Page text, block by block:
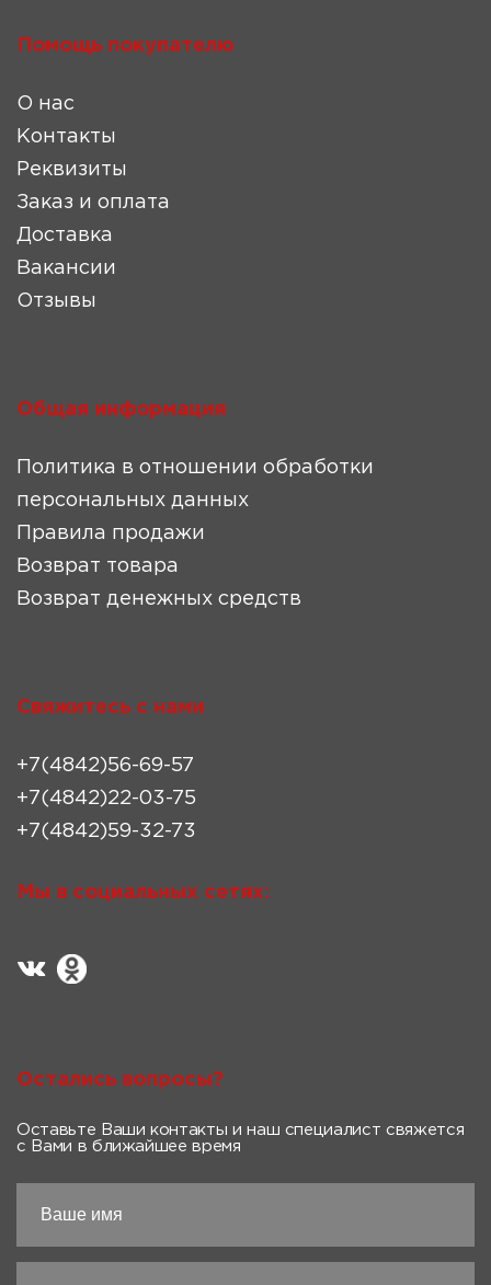
Помощь покупателю
О нас
Контакты
Реквизиты
Заказ и оплата
Доставка
Вакансии
Отзывы
Общая информация
Политика в отношении обработки
персональных данных
Правила продажи
Возврат товара
Возврат денежных средств
Свяжитесь с нами
+7(4842)56-69-57
+7(4842)22-03-75
+7(4842)59-32-73
Мы в социальных сетях:
Остались вопросы?
Оставьте Ваши контакты и наш специалист свяжется
с Вами в ближайшее время